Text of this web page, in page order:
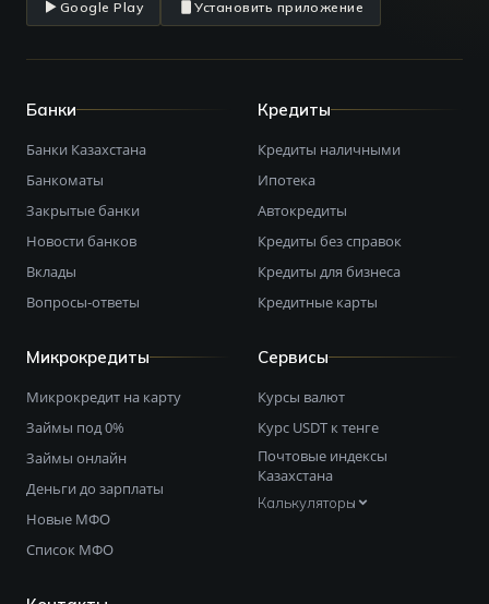
Google Play Установить приложение
Банки
Банки Казахстана
Банкоматы
Закрытые банки
Новости банков
Вклады
Вопросы-ответы
Кредиты
Кредиты наличными
Ипотека
Автокредиты
Кредиты без справок
Кредиты для бизнеса
Кредитные карты
Микрокредиты
Микрокредит на карту
Займы под 0%
Займы онлайн
Деньги до зарплаты
Новые МФО
Список МФО
Сервисы
Курсы валют
Курс USDT к тенге
Почтовые индексы
Казахстана
Калькуляторы